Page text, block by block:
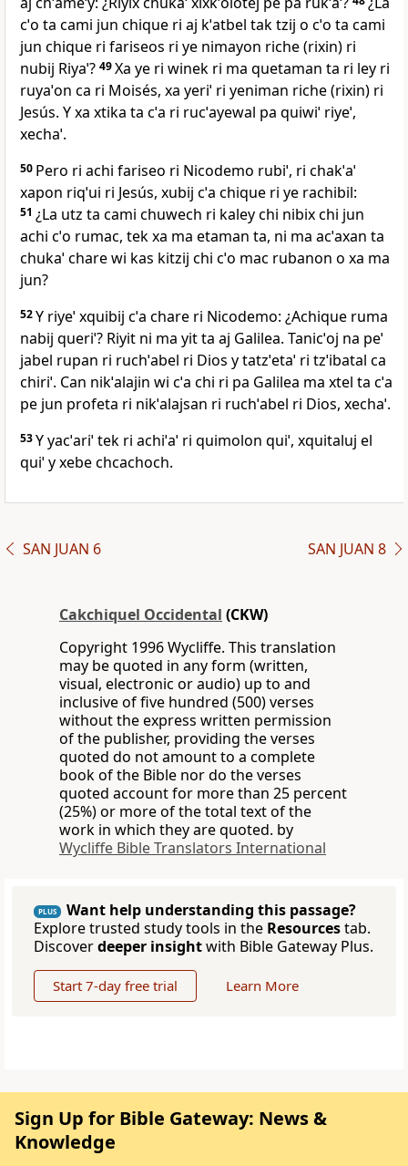
cˈo ta cami jun chique ri aj kˈatbel tak tzij o cˈo ta cami
jun chique ri fariseos ri ye nimayon riche (rixin) ri
nubij Riyaˈ? 49Xa ye ri winek ri ma quetaman ta ri ley ri
ruyaˈon ca ri Moisés, xa yeriˈ ri yeniman riche (rixin) ri
Jesús. Y xa xtika ta cˈa ri rucˈayewal pa quiwiˈ riyeˈ,
xechaˈ.
50 Pero ri achi fariseo ri Nicodemo rubiˈ, ri chakˈaˈ
xapon riqˈui ri Jesús, xubij cˈa chique ri ye rachibil:
51 ¿La utz ta cami chuwech ri kaley chi nibix chi jun
achi cˈo rumac, tek xa ma etaman ta, ni ma acˈaxan ta
chukaˈ chare wi kas kitzij chi cˈo mac rubanon o xa ma
jun?
52Y riyeˈ xquibij cˈa chare ri Nicodemo: ¿Achique ruma
nabij queriˈ? Riyit ni ma yit ta aj Galilea. Tanicˈoj na peˈ
jabel rupan ri ruchˈabel ri Dios y tatzˈetaˈ ri tzˈibatal ca
chiriˈ. Can nikˈalajin wi cˈa chi ri pa Galilea ma xtel ta cˈa
pe jun profeta ri nikˈalajsan ri ruchˈabel ri Dios, xechaˈ.
53Y yacˈariˈ tek ri achiˈaˈ ri quimolon quiˈ, xquitaluj el
quiˈ y xebe chcachoch.
SAN JUAN 6 SAN JUAN 8
Cakchiquel Occidental (CKW)
Copyright 1996 Wycliffe. This translation
may be quoted in any form (written,
visual, electronic or audio) up to and
inclusive of five hundred (500) verses
without the express written permission
of the publisher, providing the verses
quoted do not amount to a complete
book of the Bible nor do the verses
quoted account for more than 25 percent
(25%) or more of the total text of the
work in which they are quoted. by
Wycliffe Bible Translators International
PLUS
Want help understanding this passage?
Explore trusted study tools in the Resourcestab.
Discoverdeeper insightwith Bible Gateway Plus.
Start 7-day free trial Learn More
Sign Up for Bible Gateway: News &
Knowledge